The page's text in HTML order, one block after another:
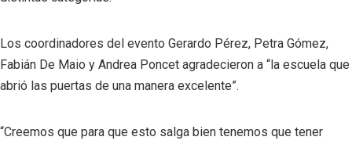
Los coordinadores del evento Gerardo Pérez, Petra Gómez,
Fabián De Maio y Andrea Poncet agradecieron a “la escuela que
abrió las puertas de una manera excelente”.
“Creemos que para que esto salga bien tenemos que tener